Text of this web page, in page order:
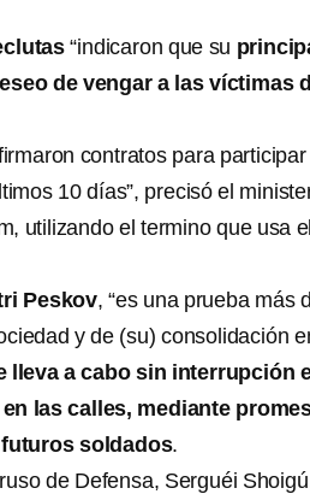
“indicaron que su
de vengar a las víctimas
contratos para
10 días”, precisó el
utilizando el termino que usa
Peskov, “es una prueba más
y de (su) consolidación
lleva a cabo sin interrupción
las calles, mediante
soldados.
de Defensa, Serguéi